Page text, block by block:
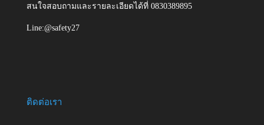
สนใจสอบถามและรายละเอียดได้ที่ 0830389895
Line:@safety27
ติดต่อเรา